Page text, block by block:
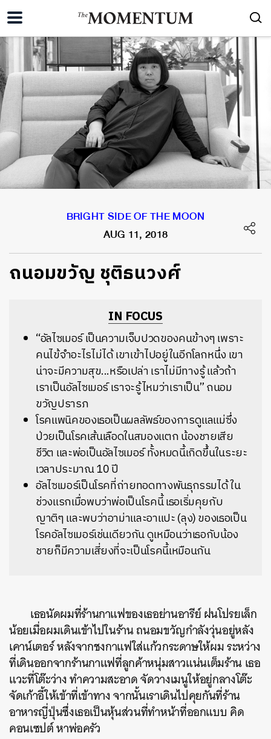
BRIGHT SIDE OF THE MOON
AUG 11, 2018
ถนอมขวัญ ชุติธนวงศ์
IN FOCUS
“อัลไซเมอร์ เป็นความเจ็บปวดของคนข้างๆ เพราะ
คนไข้จำอะไรไม่ได้ เขาเข้าไปอยู่ในอีกโลกหนึ่ง เขา
น่าจะมีความสุข...หรือเปล่า เราไม่มีทางรู้ แล้วถ้า
เราเป็นอัลไซเมอร์ เราจะรู้ไหมว่าเราเป็น” ถนอม
ขวัญปรารภ
โรคแพนิคของเธอเป็นผลลัพธ์ของการดูแลแม่ซึ่ง
ป่วยเป็นโรคเส้นเลือดในสมองแตก น้องชายเสีย
ชีวิต และพ่อเป็นอัลไซเมอร์ ทั้งหมดนี้เกิดขึ้นในระยะ
เวลาประมาณ 10 ปี
อัลไซเมอร์เป็นโรคที่ถ่ายทอดทางพันธุกรรมได้ ใน
ช่วงแรกเมื่อพบว่าพ่อเป็นโรคนี้ เธอเริ่มคุยกับ
ญาติๆ และพบว่าอาม่าและอาแปะ (ลุง) ของเธอเป็น
โรคอัลไซเมอร์เช่นเดียวกัน ดูเหมือนว่าเธอกับน้อง
ชายก็มีความเสี่ยงที่จะเป็นโรคนี้เหมือนกัน
เธอนัดผมที่ร้านกาแฟของเธอย่านอารีย์ ฝนโปรยเล็ก
น้อยเมื่อผมเดินเข้าไปในร้าน ถนอมขวัญกำลังวุ่นอยู่หลัง
เคาน์เตอร์ หลังจากชงกาแฟใส่แก้วกระดาษให้ผม ระหว่าง
ที่เดินออกจากร้านกาแฟที่ลูกค้าหนุ่มสาวแน่นเต็มร้าน เธอ
แวะที่โต๊ะว่าง ทำความสะอาด จัดวางเมนูให้อยู่กลางโต๊ะ
จัดเก้าอี้ให้เข้าที่เข้าทาง จากนั้นเราเดินไปคุยกันที่ร้าน
อาหารญี่ปุ่นซึ่งเธอเป็นหุ้นส่วนที่ทำหน้าที่ออกแบบ คิด
คอนเซปต์ หาพ่อครัว